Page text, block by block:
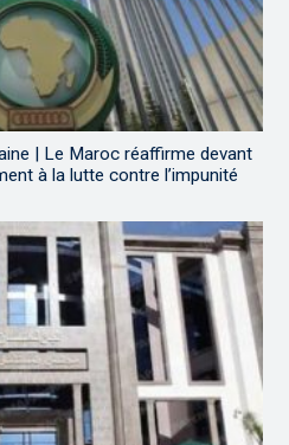
| Le Maroc réaffirme devant
à la lutte contre l’impunité